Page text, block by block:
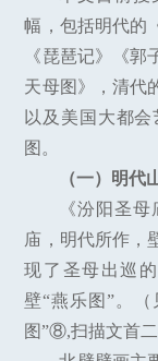
幅，包括明代的
《琵琶记》《
天母图》，清代
以及美国大都
图。
（一）明代
《汾阳圣
庙，明代所作，
现了圣母出巡
壁“燕乐图”。
图”⑧,扫描文首二